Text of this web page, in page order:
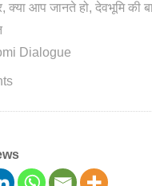
क्या आप जानते हो देवभूमि की
Dialogue